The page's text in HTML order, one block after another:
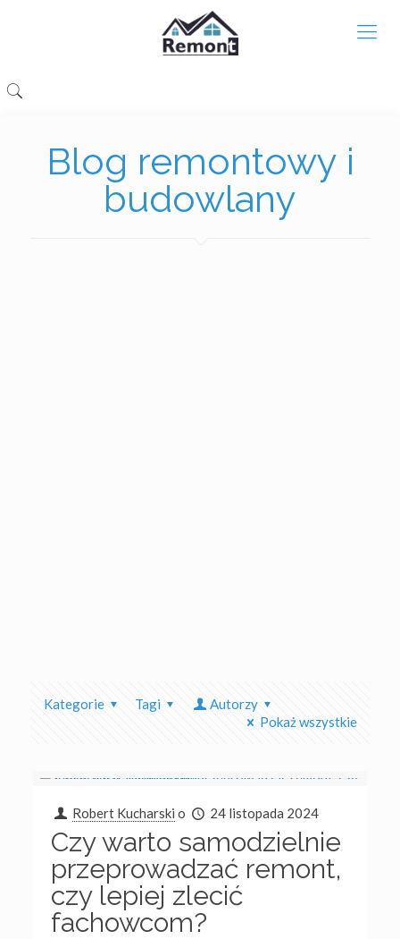
Blog remontowy i
budowlany
Kategorie Tagi
Autorzy
Pokaż wszystkie
Robert Kucharski o 24 listopada 2024
Czy warto samodzielnie
przeprowadzać remont,
czy lepiej zlecić
fachowcom?